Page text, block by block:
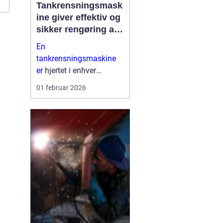
Tankrensningsmask
ine giver effektiv og
sikker rengøring af
tanke
En
tankrensningsmaskine
erhjertet i enhver
professionel løsning til
fødevareproduktion,
pharma og marine. Når
tanke ikke bliver gjort
ordentli...
01 februar 2026